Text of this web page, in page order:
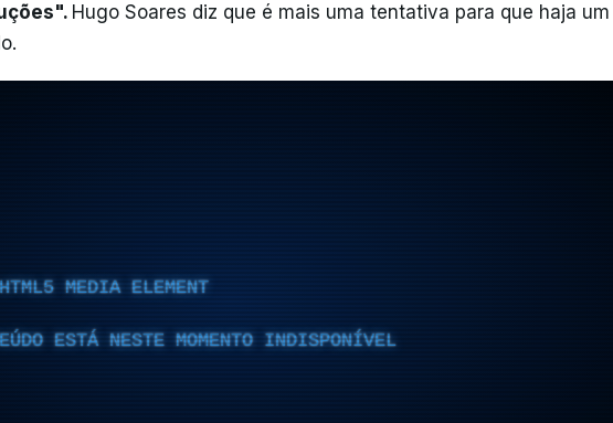
Hugo Soares diz que é mais uma tentativa para que haja um
MEDIA ELEMENT
ESTÁ NESTE MOMENTO INDISPONÍVEL